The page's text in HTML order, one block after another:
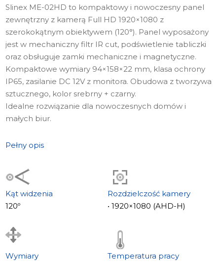
Slinex ME-02HD to kompaktowy i nowoczesny panel
zewnętrzny z kamerą Full HD 1920×1080 z
szerokokątnym obiektywem (120°). Panel wyposażony
jest w mechaniczny filtr IR cut, podświetlenie tabliczki
oraz obsługuje zamki mechaniczne i magnetyczne.
Kompaktowe wymiary 94×158×22 mm, klasa ochrony
IP65, zasilanie DC 12V z monitora. Obudowa z tworzywa
sztucznego, kolor srebrny + czarny.
Idealne rozwiązanie dla nowoczesnych domów i
małych biur.
Pełny opis
Kąt widzenia
120º
Rozdzielczość kamery
• 1920×1080 (AHD-H)
Wymiary
Temperatura pracy